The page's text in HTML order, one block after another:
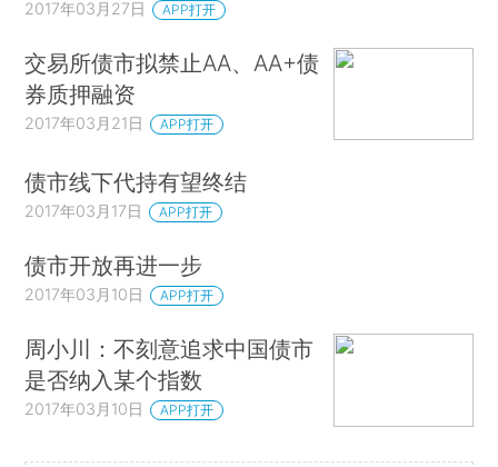
2017年03月27日 APP打开
交易所债市拟禁止AA、AA+债
券质押融资
2017年03月21日 APP打开
债市线下代持有望终结
2017年03月17日 APP打开
债市开放再进一步
2017年03月10日 APP打开
周小川：不刻意追求中国债市
是否纳入某个指数
2017年03月10日 APP打开